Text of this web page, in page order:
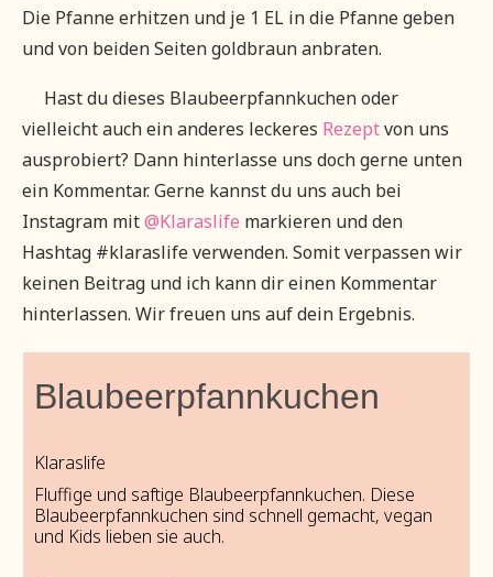
Die Pfanne erhitzen und je 1 EL in die Pfanne geben
und von beiden Seiten goldbraun anbraten.
Hast du dieses Blaubeerpfannkuchen oder
vielleicht auch ein anderes leckeres Rezeptvon uns
ausprobiert? Dann hinterlasse uns doch gerne unten
ein Kommentar. Gerne kannst du uns auch bei
Instagram mit@Klaraslife markieren und den
Hashtag #klaraslife verwenden. Somit verpassen wir
keinen Beitrag und ich kann dir einen Kommentar
hinterlassen. Wir freuen uns auf dein Ergebnis.
Blaubeerpfannkuchen
Klaraslife
Fluffige und saftige Blaubeerpfannkuchen. Diese
Blaubeerpfannkuchen sind schnell gemacht, vegan
und Kids lieben sie auch.